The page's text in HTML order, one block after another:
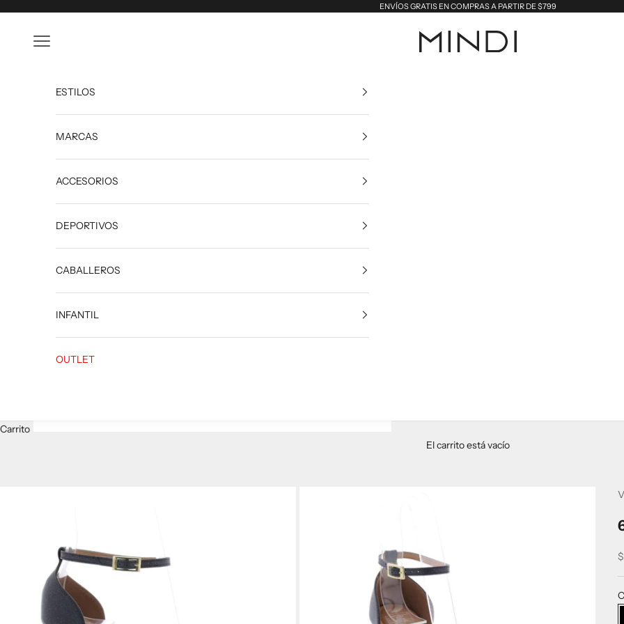
ENVÍOS GRATIS EN COMPRAS A PARTIR DE $799
MINDI
Abrir menú de navegación
ESTILOS
MARCAS
ACCESORIOS
DEPORTIVOS
CABALLEROS
INFANTIL
OUTLET
Carrito
El carrito está vacío